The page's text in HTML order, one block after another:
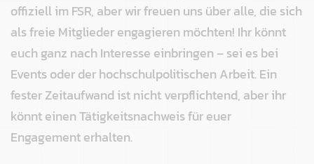
offiziell im FSR, aber wir freuen uns über alle, die sich
als freie Mitglieder engagieren möchten! Ihr könnt
euch ganz nach Interesse einbringen – sei es bei
Events oder der hochschulpolitischen Arbeit. Ein
fester Zeitaufwand ist nicht verpflichtend, aber ihr
könnt einen Tätigkeitsnachweis für euer
Engagement erhalten.